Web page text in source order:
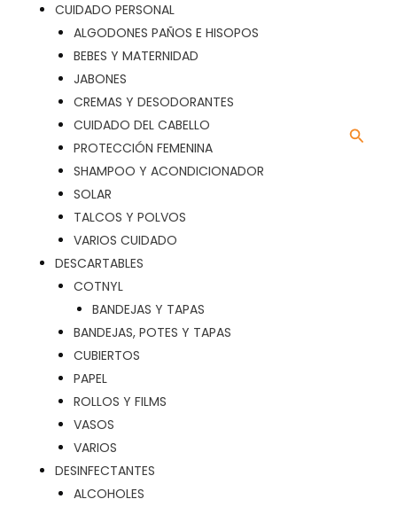
CUIDADO PERSONAL
ALGODONES PAÑOS E HISOPOS
BEBES Y MATERNIDAD
JABONES
CREMAS Y DESODORANTES
CUIDADO DEL CABELLO
PROTECCIÓN FEMENINA
SHAMPOO Y ACONDICIONADOR
SOLAR
TALCOS Y POLVOS
VARIOS CUIDADO
DESCARTABLES
COTNYL
BANDEJAS Y TAPAS
BANDEJAS, POTES Y TAPAS
CUBIERTOS
PAPEL
ROLLOS Y FILMS
VASOS
VARIOS
DESINFECTANTES
ALCOHOLES